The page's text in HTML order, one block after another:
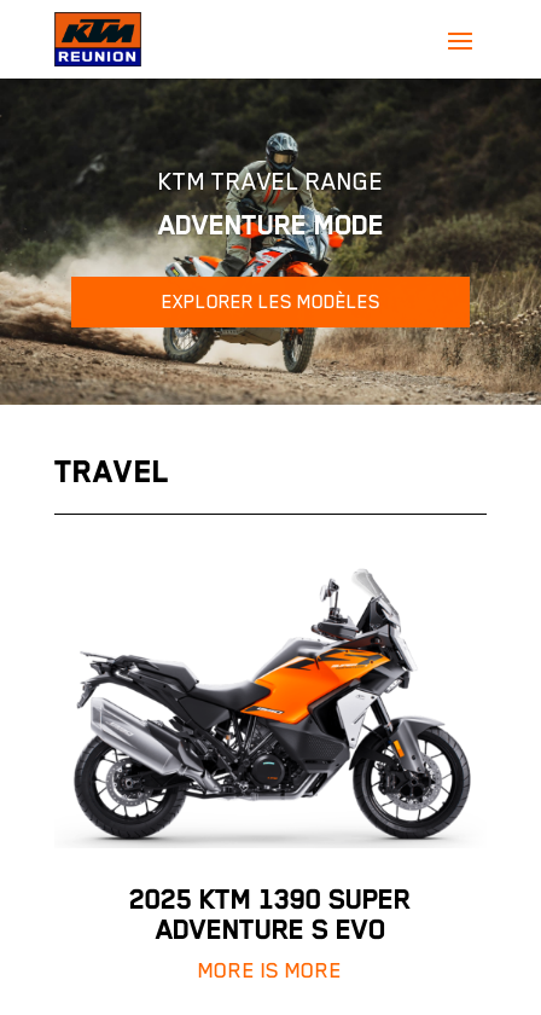
KTM TRAVEL RANGE
ADVENTURE MODE
EXPLORER LES MODÈLES
TRAVEL
2025 KTM 1390 SUPER
ADVENTURE S EVO
MORE IS MORE